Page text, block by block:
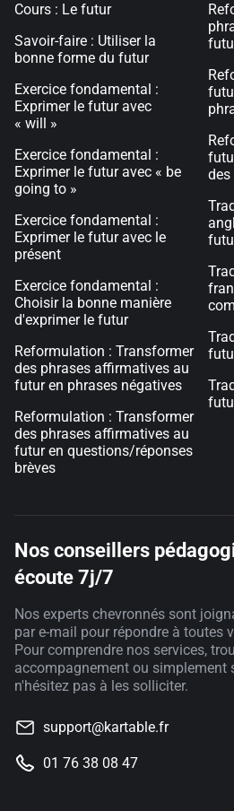
Cours : Le futur
Savoir-faire : Utiliser la
bonne forme du futur
Exercice fondamental :
Exprimer le futur avec
« will »
Exercice fondamental :
Exprimer le futur avec « be
going to »
Exercice fondamental :
Exprimer le futur avec le
présent
Exercice fondamental :
Choisir la bonne manière
d'exprimer le futur
Reformulation : Transformer
des phrases affirmatives au
futur en phrases négatives
Reformulation : Transformer
des phrases affirmatives au
futur en questions/réponses
brèves
des
Nos conseillers
écoute 7j/7
Nos experts chevronnés sont
par e-mail pour répondre à toutes
Pour comprendre nos services,
accompagnement ou simplement
n'hésitez pas à les solliciter.
support@kartable.fr
01 76 38 08 47